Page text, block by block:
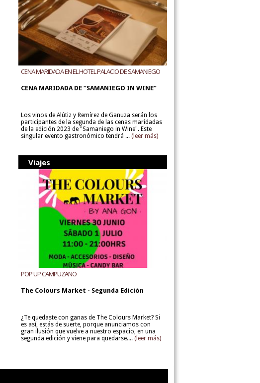
CENA MARIDADA EN EL HOTEL PALACIO DE SAMANIEGO
CENA MARIDADA DE “SAMANIEGO IN WINE”
Los vinos de Alútiz y Remírez de Ganuza serán los
participantes de la segunda de las cenas maridadas
de la edición 2023 de "Samaniego in Wine". Este
singular evento gastronómico tendrá ... (leer más)
Viajes
POP UP CAMPUZANO
The Colours Market - Segunda Edición
¿Te quedaste con ganas de The Colours Market? Si
es así, estás de suerte, porque anunciamos con
gran ilusión que vuelve a nuestro espacio, en una
segunda edición y viene para quedarse.... (leer más)